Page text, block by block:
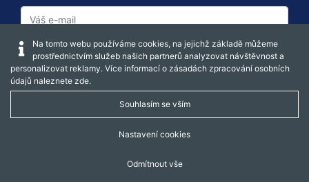
Captcha obnovit
Na tomto webu používáme cookies, na jejichž základě můžeme
prostřednictvím služeb našich partnerů analyzovat návštěvnost a
personalizovat reklamy. Více informací o zásadách zpracování osobních
údajů naleznete zde.
Souhlasím se vším
Nastavení cookies
Odmítnout vše